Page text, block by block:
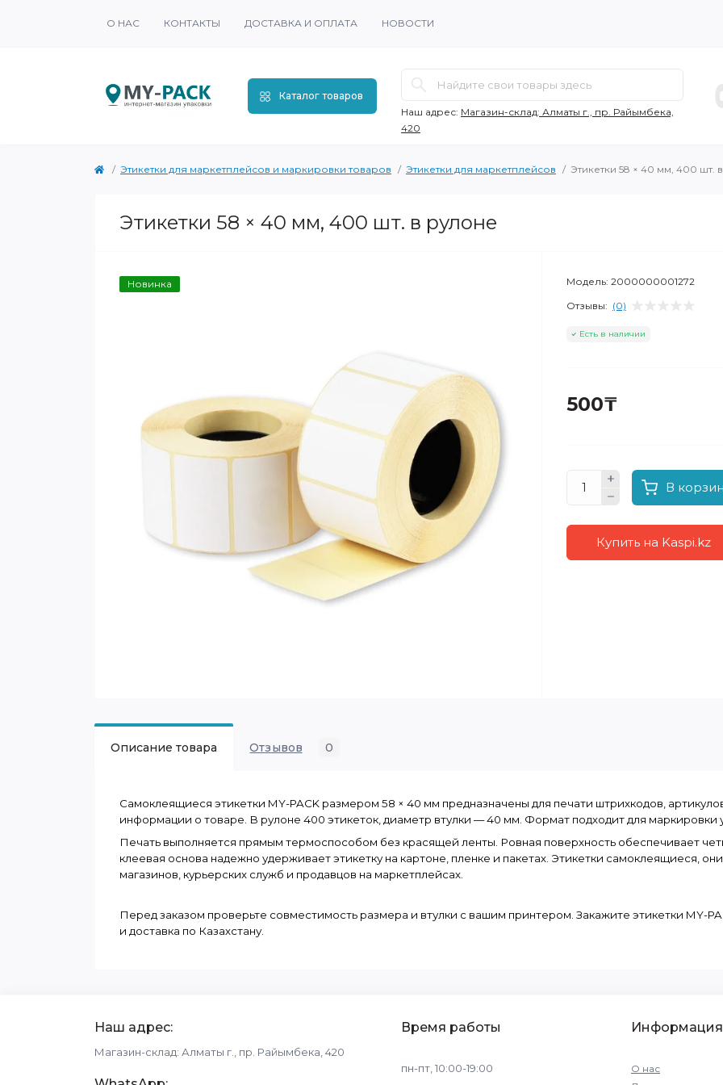
О НАС КОНТАКТЫ ДОСТАВКА И ОПЛАТА НОВОСТИ
Каталог товаров
Наш адрес: Магазин-склад: Алматы г., пр. Райымбека,
420
Этикетки для маркетплейсов и маркировки товаров Этикетки для маркетплейсов Этикетки 58 × 40 мм, 400 шт.
Этикетки 58 × 40 мм, 400 шт. в рулоне
Новинка Модель: 2000000001272
Отзывы: (0)
Есть в наличии
500₸
В
Купить на Kaspi.kz
Описание товара Отзывов 0
Самоклеящиеся этикетки MY-PACK размером 58 × 40 мм предназначены для печати штрихкодов,
информации о товаре. В рулоне 400 этикеток, диаметр втулки — 40 мм. Формат подходит для маркировки
Печать выполняется прямым термоспособом без красящей ленты. Ровная поверхность обеспечивает
клеевая основа надежно удерживает этикетку на картоне, пленке и пакетах. Этикетки самоклеящиеся,
магазинов, курьерских служб и продавцов на маркетплейсах.
Перед заказом проверьте совместимость размера и втулки с вашим принтером. Закажите этикетки MY-
и доставка по Казахстану.
Наш адрес:
Магазин-склад: Алматы г., пр. Райымбека, 420
Время работы
пн-пт, 10:00-19:00
Информация
О нас